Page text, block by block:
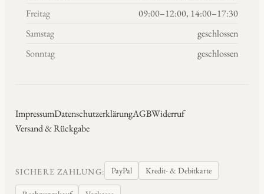
Freitag
09:00–12:00, 14:00–17:30
Samstag
geschlossen
Sonntag
geschlossen
ImpressumDatenschutzerklärungAGBWiderruf
Versand & Rückgabe
SICHERE ZAHLUNG: PayPal Kredit- & Debitkarte